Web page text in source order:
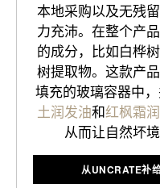
本地采购以及无残
力充沛。在整个产
的成分，比如白桦
树提取物。这款产
填充的玻璃容器中
土润发油和红枫霜
从而让自然坏
从UNCRATE补